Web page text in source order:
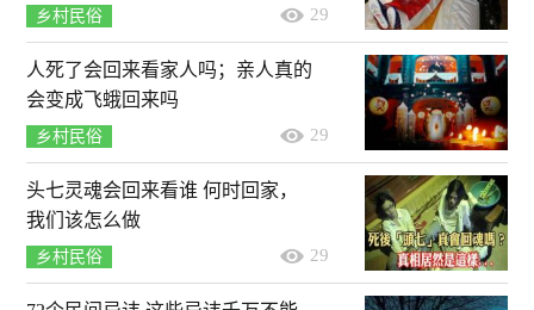
乡村民俗 29
人死了会回来看家人吗；亲人真的
会变成飞蛾回来吗
乡村民俗 29
头七灵魂会回来看谁 何时回家，
我们该怎么做
乡村民俗 29